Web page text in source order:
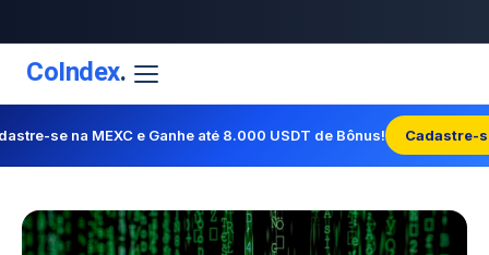
CoIndex.
se na MEXC e Ganhe até 8.000 USDT de Bônus! Cadastre-